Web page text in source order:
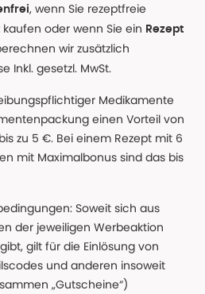
, wenn Sie rezeptfreie
kaufen oder wenn Sie ein Rezept
wir zusätzlich
Inkl. gesetzl. MwSt.
Medikamente
einen Vorteil von
zu 5 €. Bei einem Rezept mit 6
mit Maximalbonus sind das bis
Soweit sich aus
der jeweiligen Werbeaktion
gilt für die Einlösung von
und anderen insoweit
„Gutscheine“)